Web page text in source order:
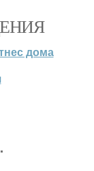
дома